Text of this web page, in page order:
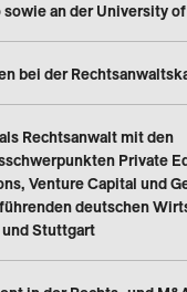
sowie an der University
bei der
Rechtsanwalt mit den
Private
Venture Capital und
deutschen
Stuttgart